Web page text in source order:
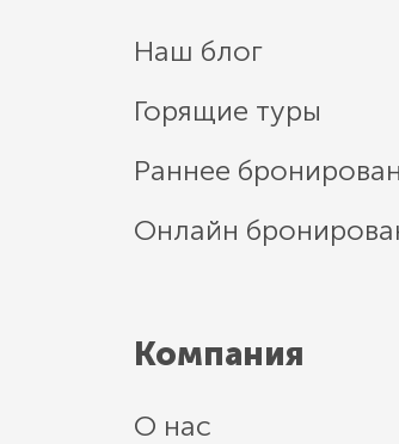
Наш блог
Горящие туры
Раннее
Онлайн
Компания
О нас